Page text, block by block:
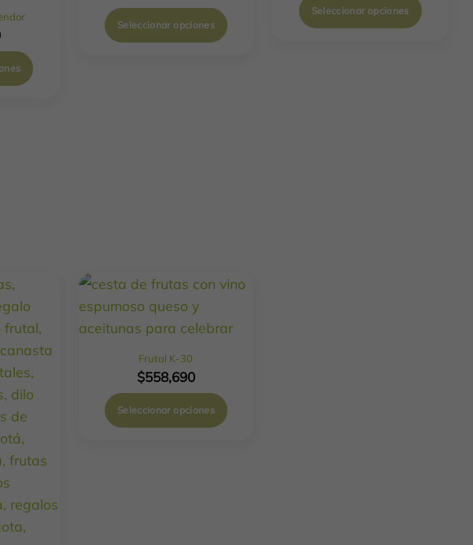
Seleccionar opciones
Seleccionar opciones
Frutal K-30
$558,690
Seleccionar opciones